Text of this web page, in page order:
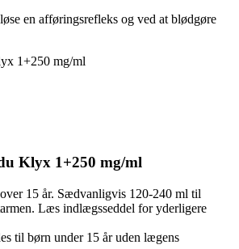
en afføringsrefleks og ved at blødgøre
1+250 mg/ml
Klyx 1+250 mg/ml
15 år. Sædvanligvis 120-240 ml til
Læs indlægsseddel for yderligere
til børn under 15 år uden lægens